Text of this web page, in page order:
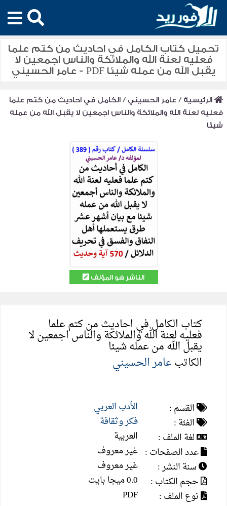
تحميل كتاب الكامل في احاديث من كتم علما
فعليه لعنة الله والملائكة والناس اجمعين لا
يقبل الله من عمله شيئا PDF - عامر الحسيني
الرئيسية / عامر الحسيني /الكامل في احاديث من كتم علما
فعليه لعنة الله والملائكة والناس اجمعين لا يقبل الله من عمله
شيئا
الناشر هو المؤلف
كتاب الكامل في احاديث من كتم علما
فعليه لعنة الله والملائكة والناس اجمعين لا
يقبل الله من عمله شيئا
الكاتبعامر الحسيني
القسم :
الأدب العربي
الفئة :
فكر وثقافة
لغة الملف :
العربية
عدد الصفحات : غير معروف
سنة النشر :
غير معروف
حجم الكتاب :
0.0 ميجا بايت
نوع الملف :
PDF